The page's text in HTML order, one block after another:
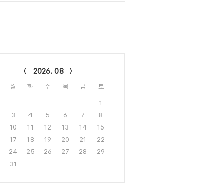
2026. 08
월 화 수 목 금 토
1
3 4 5 6 7
8
10 11 12 13 14
15
17 18 19 20 21
22
24 25 26 27 28
29
31